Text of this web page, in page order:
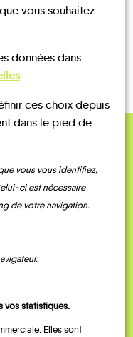
vous souhaitez
données dans
.
ces choix depuis
dans le pied de
vous vous identifiez,
ci est nécessaire
de votre navigation.
vos statistiques.
Elles sont